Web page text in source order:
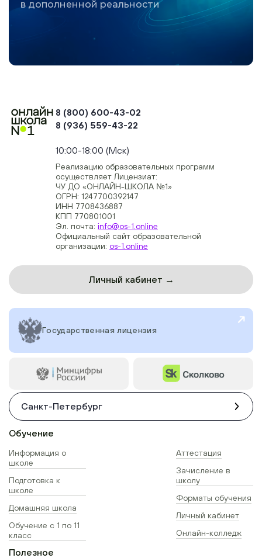
в дополненной реальности
8 (800) 600-43-02
8 (936) 559-43-22
10:00-18:00 (Мск)
Реализацию образовательных программ
осуществляет Лицензиат:
ЧУ ДО «ОНЛАЙН-ШКОЛА №1»
ОГРН: 1247700392147
ИНН 7708436887
КПП 770801001
Эл. почта: info@os-1.online
Официальный сайт образовательной
организации: os-1.online
Личный кабинет →
Государственная лицензия
Санкт-Петербург
Обучение
Информация о
школе
Подготовка к
школе
Домашняя школа
Обучение с 1 по 11
класс
Аттестация
Зачисление в
школу
Форматы обучения
Личный кабинет
Онлайн-колледж
Полезное